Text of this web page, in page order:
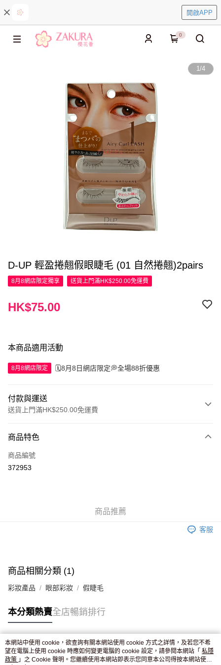
開啟APP
0
1/4
D-UP 輕盈捲翹假眼睫毛 (01 自然捲翹)2pairs
8月8網店限定獨享 送貨上門滿HK$250.00免運費
HK$75.00
本商品適用活動
8月8網店限定 🗓️8月8日網店限定💭全場88折優惠
付款與運送
送貨上門滿HK$250.00免運費
信用卡
Apple Pay
付款後門市自取，訂單確認後2-4個工作天到店，7天內取。逾期後
商品特色
商品編號
372953
商品推薦
客服
商品相關分類 (1)
彩妝產品 眼部彩妝 假睫毛
本分類熱賣全店暢銷排行
熱門標籤
本網站中使用 cookie，欲查詢有關本網站使用 cookie 方式之詳情，及若您不希
望在電腦上使用 cookie 時應如何變更電腦的 cookie 設定，請參閱本網站「 私隱
政策 」之 Cookie 聲明。您繼續使用本網站即表示您同意本公司得按本網站使用